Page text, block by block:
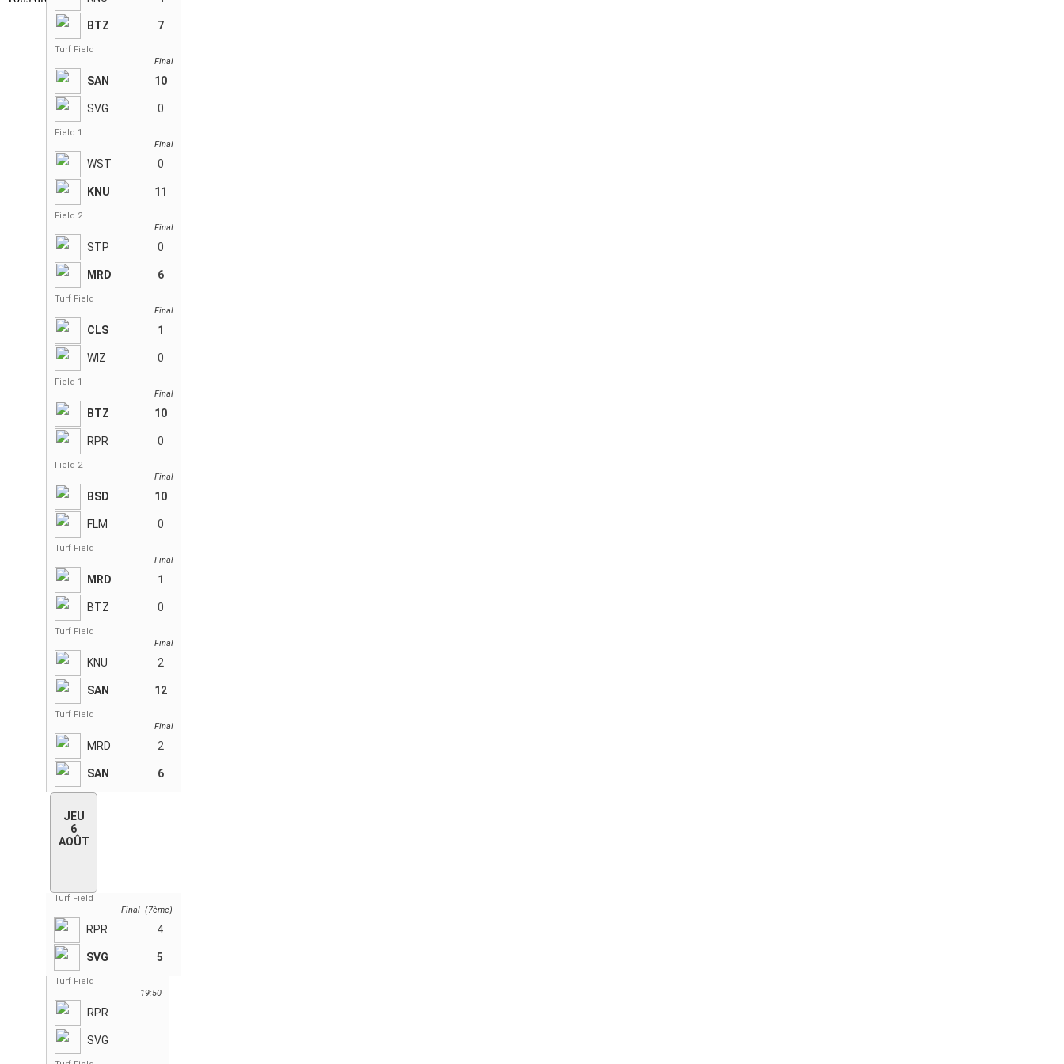
BTZ 7
Turf Field
Final
SAN 10
SVG 0
Field 1
Final
WST 0
KNU 11
Field 2
Final
STP 0
MRD 6
Turf Field
Final
CLS 1
WIZ 0
Field 1
Final
BTZ 10
RPR 0
Field 2
Final
BSD 10
FLM 0
Turf Field
Final
MRD 1
BTZ 0
Turf Field
Final
KNU 2
SAN 12
Turf Field
Final
MRD 2
SAN 6
JEU
6
AOÛT
Turf Field
Final (7ème)
RPR 4
SVG 5
Turf Field
19:50
RPR
SVG